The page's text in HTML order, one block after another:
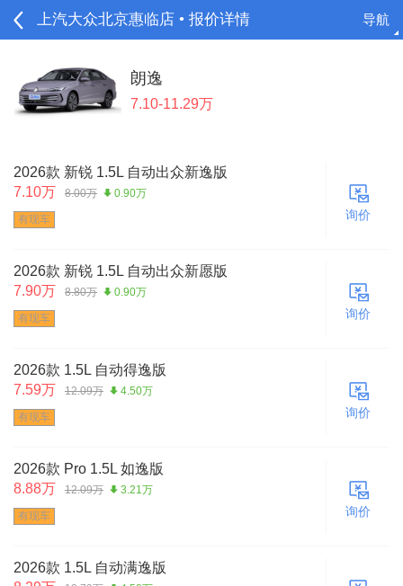
上汽大众北京惠临店 • 报价详情 导航
朗逸
7.10-11.29万
2026款 新锐 1.5L 自动出众新逸版
7.10万
8.00万 0.90万
有现车 询价
2026款 新锐 1.5L 自动出众新愿版
7.90万
8.80万 0.90万
有现车 询价
2026款 1.5L 自动得逸版
7.59万
12.09万 4.50万
有现车 询价
2026款 Pro 1.5L 如逸版
8.88万
12.09万 3.21万
有现车 询价
2026款 1.5L 自动满逸版